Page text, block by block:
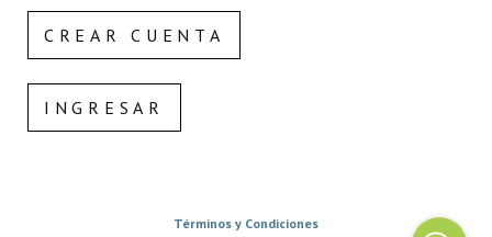
CREAR CUENTA
INGRESAR
Términos y Condiciones